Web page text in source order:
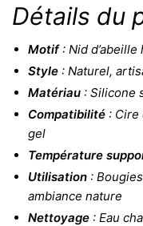
Détails du
Motif: Nid d’abeille
Style : Naturel,
Matériau : Silicone
Compatibilité : Cire
gel
Température
Utilisation :
ambiance nature
Nettoyage : Eau